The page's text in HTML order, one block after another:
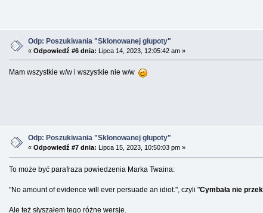
Odp: Poszukiwania "Sklonowanej głupoty"
« Odpowiedź #6 dnia: Lipca 14, 2023, 12:05:42 am »
Mam wszystkie w/w i wszystkie nie w/w
Odp: Poszukiwania "Sklonowanej głupoty"
« Odpowiedź #7 dnia: Lipca 15, 2023, 10:50:03 pm »
To może być parafraza powiedzenia Marka Twaina:
"No amount of evidence will ever persuade an idiot.", czyli "Cymbała nie
Ale też słyszałem tego różne wersje.